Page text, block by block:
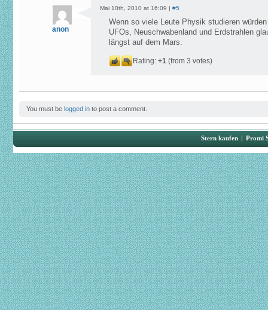
anon
Mai 10th, 2010 at 16:09 | #5
Wenn so viele Leute Physik studieren
UFOs, Neuschwabenland und Erdstrahlen
längst auf dem Mars.
Rating: +1 (from 3 votes)
You must be logged in to post a comment.
Stern kaufen | Promi